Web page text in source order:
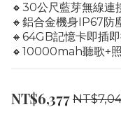
🔸30公尺藍芽無線連
🔸鋁合金機身IP67防
🔸64GB記憶卡即插
🔸10000mah聽歌+
NT$6,377